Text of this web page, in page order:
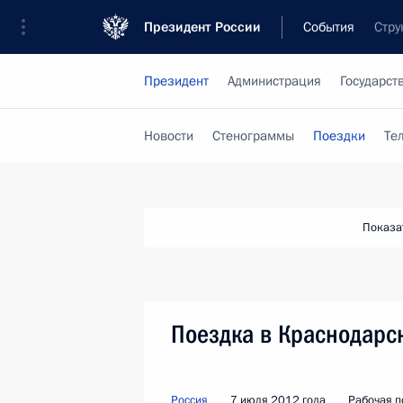
Президент России События
Президент Администрация
Новости Стенограммы Поездки
Поездка в